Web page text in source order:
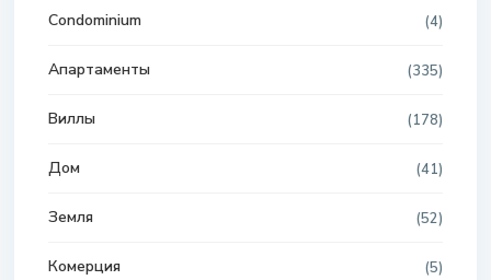
Condominium (4)
Апартаменты (335)
Виллы (178)
Дом (41)
Земля (52)
Комерция (5)